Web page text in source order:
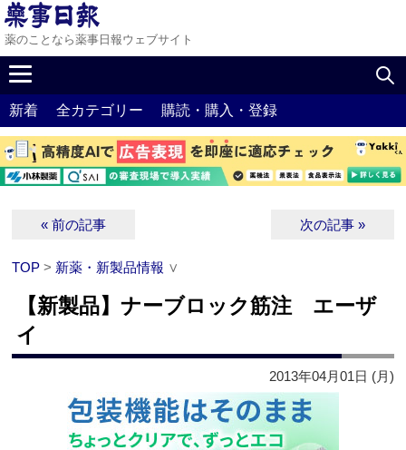
薬のことなら薬事日報ウェブサイト
新着 全カテゴリー 購読・購入・登録
« 前の記事 次の記事 »
TOP > 新薬・新製品情報 ∨
【新製品】ナーブロック筋注 エーザ
イ
2013年04月01日 (月)